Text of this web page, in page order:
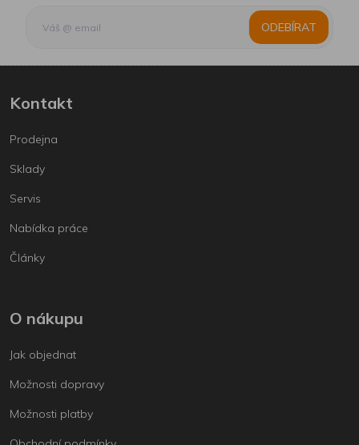
ODEBÍRAT
Kontakt
Prodejna
Sklady
Servis
Nabídka práce
Články
O nákupu
Jak objednat
Možnosti dopravy
Možnosti platby